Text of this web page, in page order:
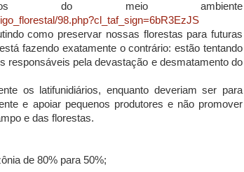
do meio ambiente
98.php?cl_taf_sign=6bR3EzJS
como preservar nossas florestas para futuras
fazendo exatamente o contrário: estão tentando
responsáveis pela devastação e desmatamento do
os latifunidiários, enquanto deveriam ser para
e apoiar pequenos produtores e não promover
e das florestas.
de 80% para 50%;